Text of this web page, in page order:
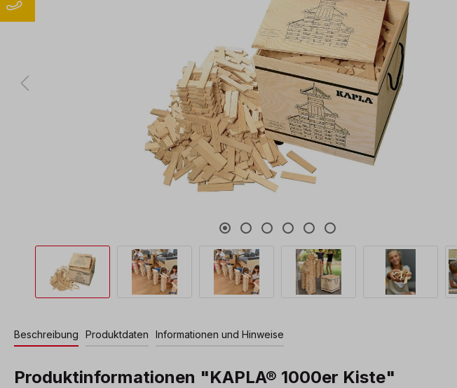
Beschreibung Produktdaten Informationen und Hinweise
Produktinformationen "KAPLA® 1000er Kiste"